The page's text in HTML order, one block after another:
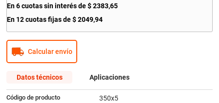
En 6 cuotas sin interés de$ 2383,65
En 12 cuotas fijas de $ 2049,94
Calcular envío
Datos técnicos Aplicaciones
Código de producto 350x5